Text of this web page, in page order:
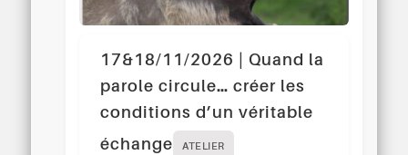
17&18/11/2026 | Quand la
parole circule… créer les
conditions d’un véritable
échange
ATELIER